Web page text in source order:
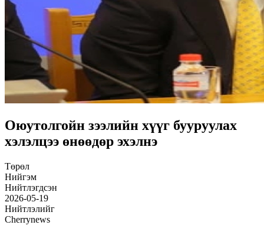
Оюутолгойн зээлийн хүүг бууруулах
хэлэлцээ өнөөдөр эхэлнэ
Төрөл
Нийгэм
Нийтлэгдсэн
2026-05-19
Нийтлэлийг
Cherrynews